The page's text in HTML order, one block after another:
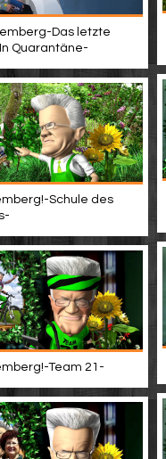
Das letzte
Quarantäne-
Schule des
Team 21-